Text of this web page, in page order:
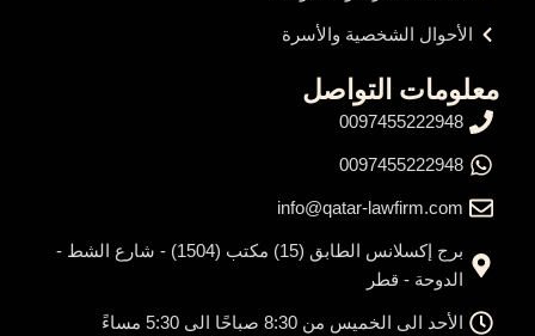
الأحوال الشخصية والأسرة
معلومات التواصل
0097455222948
0097455222948
info@qatar-lawfirm.com
برج إكسلانس الطابق (15) مكتب (1504) - شارع الشط -
الدوحة - قطر
الأحد الى الخميس من 8:30 صباحًا الى 5:30 مساءً